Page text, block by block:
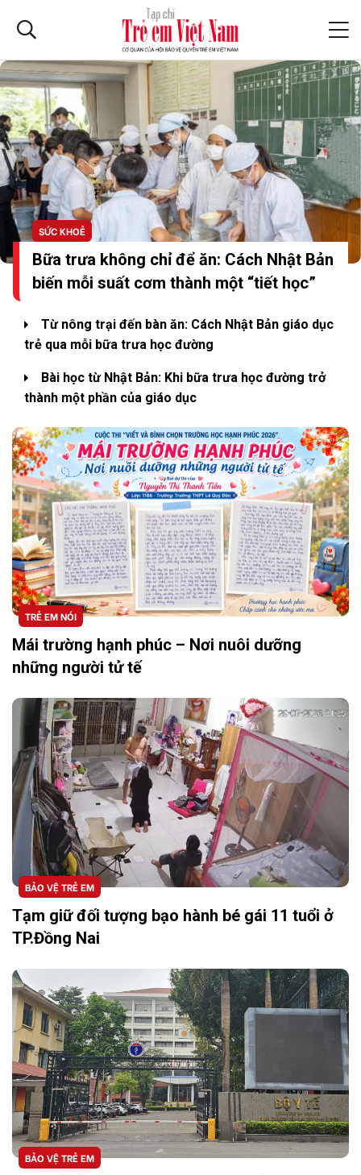
SỨC KHOẺ
Bữa trưa không chỉ để ăn: Cách Nhật Bản
biến mỗi suất cơm thành một “tiết học”
Từ nông trại đến bàn ăn: Cách Nhật Bản giáo dục
trẻ qua mỗi bữa trưa học đường
Bài học từ Nhật Bản: Khi bữa trưa học đường trở
thành một phần của giáo dục
TRẺ EM NÓI
Mái trường hạnh phúc – Nơi nuôi dưỡng
những người tử tế
BẢO VỆ TRẺ EM
Tạm giữ đối tượng bạo hành bé gái 11 tuổi ở
TP.Đồng Nai
BẢO VỆ TRẺ EM